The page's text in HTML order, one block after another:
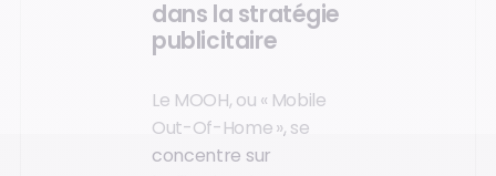
dans la stratégie
publicitaire
Le MOOH, ou « Mobile
Out-Of-Home », se
concentre sur